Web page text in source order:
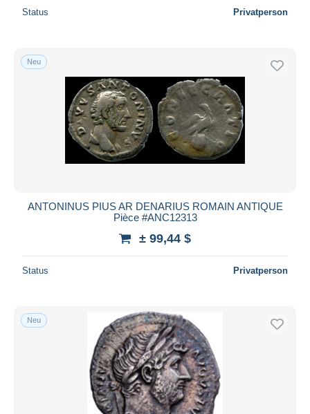
Status Privatperson
Neu
ANTONINUS PIUS AR DENARIUS ROMAIN ANTIQUE
Pièce #ANC12313
± 99,44 $
Status Privatperson
Neu